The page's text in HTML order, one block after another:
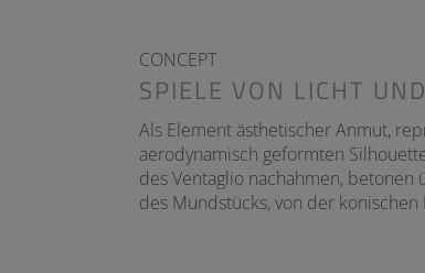
CONCEPT
SPIELE VON LICHT
Als Element ästhetischer Anmut,
aerodynamisch geformten
des Ventaglio nachahmen,
des Mundstücks, von der